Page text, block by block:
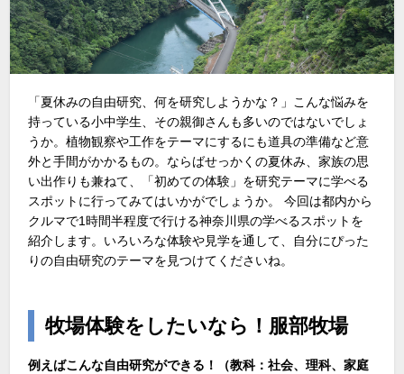
「夏休みの自由研究、何を研究しようかな？」こんな悩みを
持っている小中学生、その親御さんも多いのではないでしょ
うか。植物観察や工作をテーマにするにも道具の準備など意
外と手間がかかるもの。ならばせっかくの夏休み、家族の思
い出作りも兼ねて、「初めての体験」を研究テーマに学べる
スポットに行ってみてはいかがでしょうか。 今回は都内から
クルマで1時間半程度で行ける神奈川県の学べるスポットを
紹介します。いろいろな体験や見学を通して、自分にぴった
りの自由研究のテーマを見つけてくださいね。
牧場体験をしたいなら！服部牧場
例えばこんな自由研究ができる！（教科：社会、理科、家庭